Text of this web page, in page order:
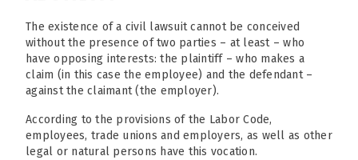
The existence of a civil lawsuit cannot be conceived
without the presence of two parties – at least – who
have opposing interests: the plaintiff – who makes a
claim (in this case the employee) and the defendant –
against the claimant (the employer).
According to the provisions of the Labor Code,
employees, trade unions and employers, as well as other
legal or natural persons have this vocation.